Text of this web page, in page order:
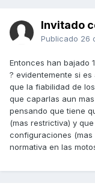
Invitado
Publicado 26
Entonces han bajado
? evidentemente si
que la fiabilidad de
que caparlas aun
pensando que tiene
(mas restrictiva) y
configuraciones
normativa en las